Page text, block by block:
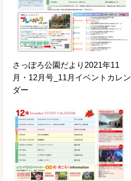
さっぽろ公園だより2021年11
月・12月号_11月イベントカレン
ダー